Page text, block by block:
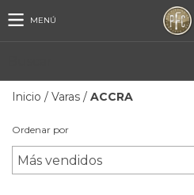
MENÚ
Inicio / Varas / ACCRA
Ordenar por